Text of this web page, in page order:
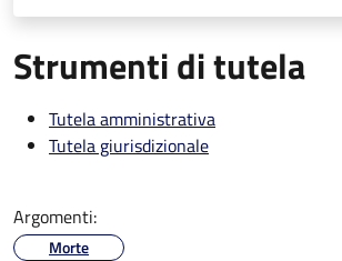
Strumenti di tutela
Tutela amministrativa
Tutela giurisdizionale
Argomenti:
Morte